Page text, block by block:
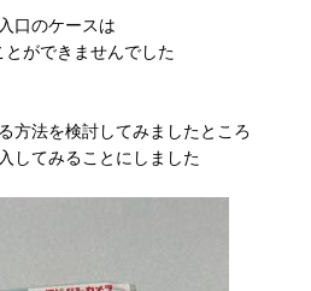
口のケースは
とができませんでした
方法を検討してみましたところ
してみることにしました